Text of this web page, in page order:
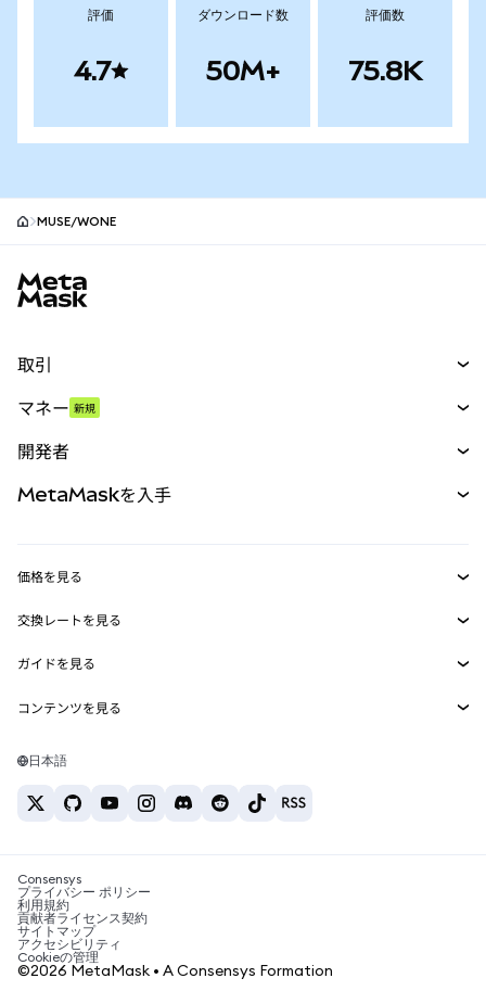
評価
4.7
ダウンロード数
50M+
評価数
75.8K
MUSE/WONE
取引
パーペチュアル
RWA
マネー 新規
開発者
MetaMask Connect
Snaps
Web3サービス
MetaMaskを入手
セキュリティ
サポート
キャリア
お問い合わせ
価格を見る
イーサリアムの価格
Solanaの価格
Tetherの価格
交換レートを見る
ETH→USD
USDT→INR
BTC→INR
ETH→USDT
ガイドを見る
ETHの購入
USDTの購入
SHIBの購入
BNBの購入
コンテンツを見る
Solanaウォレット
税制関連ニュース
暗号資産の購入方法は？
ビットコインを売るには？
日本語
Consensys
プライバシー ポリシー
利用規約
貢献者ライセンス契約
サイトマップ
アクセシビリティ
Cookieの管理
©2026 MetaMask • A Consensys Formation